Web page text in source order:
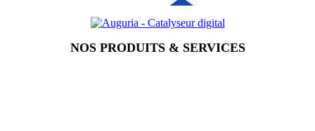
NOS PRODUITS & SERVICES